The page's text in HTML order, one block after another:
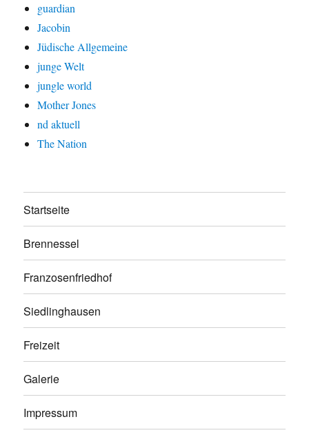
guardian
Jacobin
Jüdische Allgemeine
junge Welt
jungle world
Mother Jones
nd aktuell
The Nation
Startseite
Brennessel
Franzosenfriedhof
Siedlinghausen
Freizeit
Galerie
Impressum